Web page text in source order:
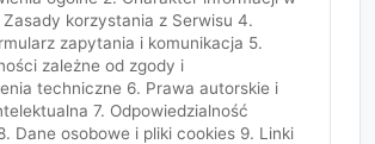
korzystania z Serwisu 4.
zapytania i komunikacja 5.
zależne od zgody i
techniczne 6. Prawa autorskie i
7. Odpowiedzialność
Dane osobowe i pliki cookies 9. Linki